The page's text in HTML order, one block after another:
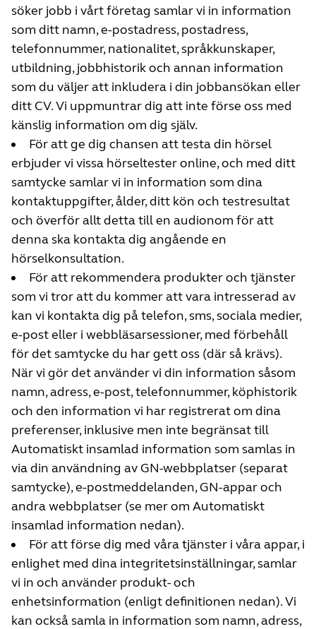
söker jobb i vårt företag samlar vi in information
som ditt namn, e-postadress, postadress,
telefonnummer, nationalitet, språkkunskaper,
utbildning, jobbhistorik och annan information
som du väljer att inkludera i din jobbansökan eller
ditt CV. Vi uppmuntrar dig att inte förse oss med
känslig information om dig själv.
För att ge dig chansen att testa din hörsel
erbjuder vi vissa hörseltester online, och med ditt
samtycke samlar vi in information som dina
kontaktuppgifter, ålder, ditt kön och testresultat
och överför allt detta till en audionom för att
denna ska kontakta dig angående en
hörselkonsultation.
För att rekommendera produkter och tjänster
som vi tror att du kommer att vara intresserad av
kan vi kontakta dig på telefon, sms, sociala medier,
e-post eller i webbläsarsessioner, med förbehåll
för det samtycke du har gett oss (där så krävs).
När vi gör det använder vi din information såsom
namn, adress, e-post, telefonnummer, köphistorik
och den information vi har registrerat om dina
preferenser, inklusive men inte begränsat till
Automatiskt insamlad information som samlas in
via din användning av GN-webbplatser (separat
samtycke), e-postmeddelanden, GN-appar och
andra webbplatser (se mer om Automatiskt
insamlad information nedan).
För att förse dig med våra tjänster i våra appar, i
enlighet med dina integritetsinställningar, samlar
vi in och använder produkt- och
enhetsinformation (enligt definitionen nedan). Vi
kan också samla in information som namn, adress,